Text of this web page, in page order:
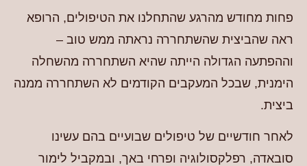
פחות מחודש מהרגע שהתחלנו את הטיפולים, הרופא
ראה שהביצית שהשתחררה נראתה ממש טוב –
וההפתעה הגדולה הייתה שהיא השתחררה מהשחלה
הימנית, שבכל המעקבים הקודמים לא השתחררה ממנה
ביצית.
לאחר חודשיים של טיפולים שבועיים בהם עשינו
סובאדה, רפלקסולוגיה ופרחי באך, ובמקביל לימור